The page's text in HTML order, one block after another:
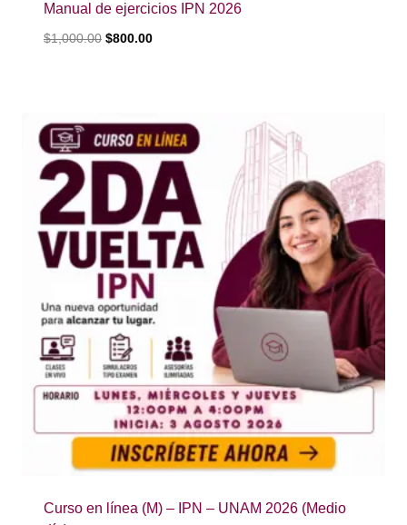
Manual de ejercicios IPN 2026
$1,000.00 $800.00
Curso en línea (M) – IPN – UNAM 2026 (Medio